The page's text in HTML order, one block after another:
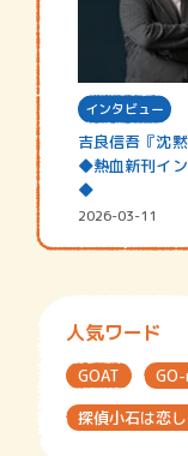
インタビュー
吉良信吾『沈
◆熱血新刊イ
◆
2026-03-11
人気ワード
GOAT
探偵小石は恋